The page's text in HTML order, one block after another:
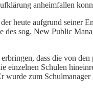
anheimfallen
heute aufgrund
sog. New Public
dass die von
einzelnen Schulen
wurde zum